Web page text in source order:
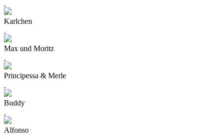
Karlchen
Max und Moritz
Principessa & Merle
Buddy
Alfonso